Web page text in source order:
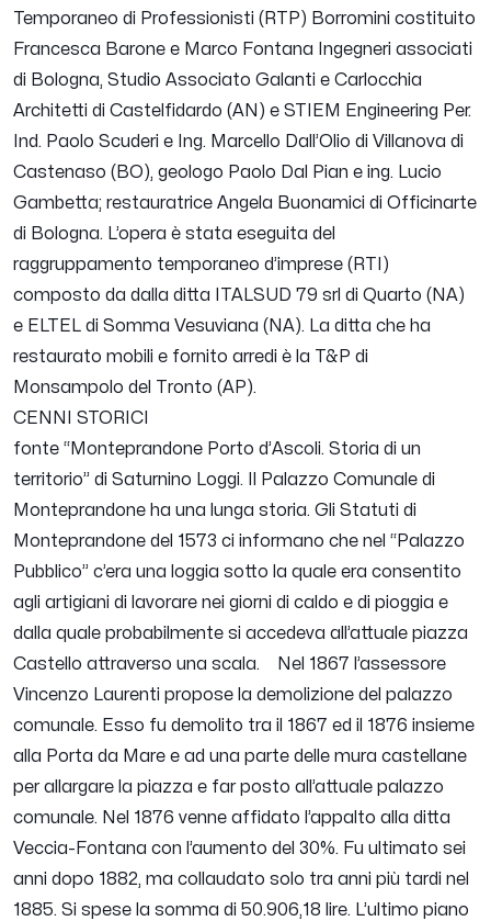
Temporaneo di Professionisti (RTP) Borromini costituito
Francesca Barone e Marco Fontana Ingegneri associati
di Bologna, Studio Associato Galanti e Carlocchia
Architetti di Castelfidardo (AN) e STIEM Engineering Per.
Ind. Paolo Scuderi e Ing. Marcello Dall’Olio di Villanova di
Castenaso (BO), geologo Paolo Dal Pian e ing. Lucio
Gambetta; restauratrice Angela Buonamici di Officinarte
di Bologna. L’opera è stata eseguita del
raggruppamento temporaneo d’imprese (RTI)
composto da dalla ditta ITALSUD 79 srl di Quarto (NA)
e ELTEL di Somma Vesuviana (NA). La ditta che ha
restaurato mobili e fornito arredi è la T&P di
Monsampolo del Tronto (AP).
CENNI STORICI
fonte “Monteprandone Porto d’Ascoli. Storia di un
territorio” di Saturnino Loggi.
Il Palazzo Comunale di
Monteprandone ha una lunga storia. Gli Statuti di
Monteprandone del 1573 ci informano che nel “Palazzo
Pubblico” c’era una loggia sotto la quale era consentito
agli artigiani di lavorare nei giorni di caldo e di pioggia e
dalla quale probabilmente si accedeva all’attuale piazza
Castello attraverso una scala.
Nel 1867 l’assessore
Vincenzo Laurenti propose la demolizione del palazzo
comunale. Esso fu demolito tra il 1867 ed il 1876 insieme
alla Porta da Mare e ad una parte delle mura castellane
per allargare la piazza e far posto all’attuale palazzo
comunale. Nel 1876 venne affidato l’appalto alla ditta
Veccia-Fontana con l’aumento del 30%. Fu ultimato sei
anni dopo 1882, ma collaudato solo tra anni più tardi nel
1885. Si spese la somma di 50.906,18 lire. L’ultimo piano